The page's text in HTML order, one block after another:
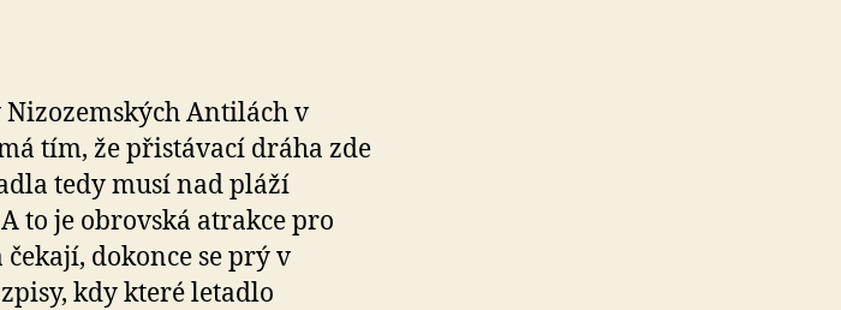
Nizozemských Antilách v
tím, že přistávací dráha zde
tedy musí nad pláží
to je obrovská atrakce pro
dokonce se prý v
kdy které letadlo